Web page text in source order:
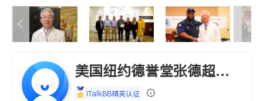
美国纽约德誉堂张德超医
生iTalkBB精英认证